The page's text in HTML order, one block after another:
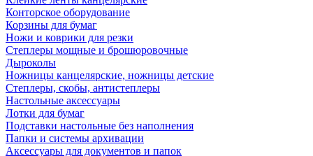
Конторское оборудование
Корзины для бумаг
Ножи и коврики для резки
Степлеры мощные и брошюровочные
Дыроколы
Ножницы канцелярские, ножницы детские
Степлеры, скобы, антистеплеры
Настольные аксессуары
Лотки для бумаг
Подставки настольные без наполнения
Папки и системы архивации
Аксессуары для документов и папок